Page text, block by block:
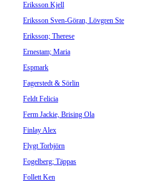
Eriksson Kjell
Eriksson Sven-Göran, Lövgren Ste
Eriksson; Therese
Ernestam; Maria
Espmark
Fagerstedt & Sörlin
Feldt Felicia
Ferm Jackie, Brising Ola
Finlay Alex
Flygt Torbjörn
Fogelberg; Täppas
Follett Ken